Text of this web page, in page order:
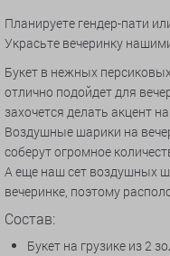
Планируете гендер-пати
Украсьте вечеринку
Букет в нежных
отлично подойдет для
захочется делать акцент
Воздушные шарики на
соберут огромное
А еще наш сет воздушных
вечеринке, поэтому
Состав:
Букет на грузике из 2